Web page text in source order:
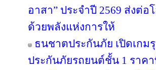
อาสา” ประจำปี 2569 ส่งต่
ด้วยพลังแห่งการให้
ธนชาตประกันภัย เปิดเกม
ประกันภัยรถยนต์ชั้น 1 ราค